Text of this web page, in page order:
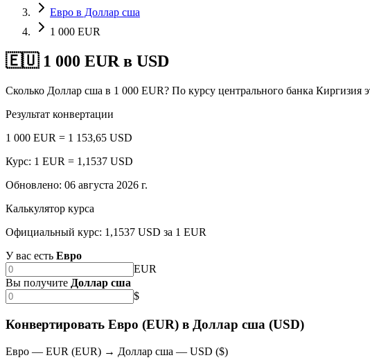
Евро в Доллар сша
1 000 EUR
🇪🇺 1 000 EUR в USD
Сколько Доллар сша в 1 000 EUR? По курсу центрального банка Киргизия
Результат конвертации
1 000 EUR = 1 153,65 USD
Курс: 1 EUR = 1,1537 USD
Обновлено: 06 августа 2026 г.
Калькулятор курса
Официальный курс: 1,1537 USD за 1 EUR
У вас есть Евро
EUR
Вы получите Доллар сша
$
Конвертировать Евро (EUR) в Доллар сша (USD)
Евро — EUR (EUR) → Доллар сша — USD ($)